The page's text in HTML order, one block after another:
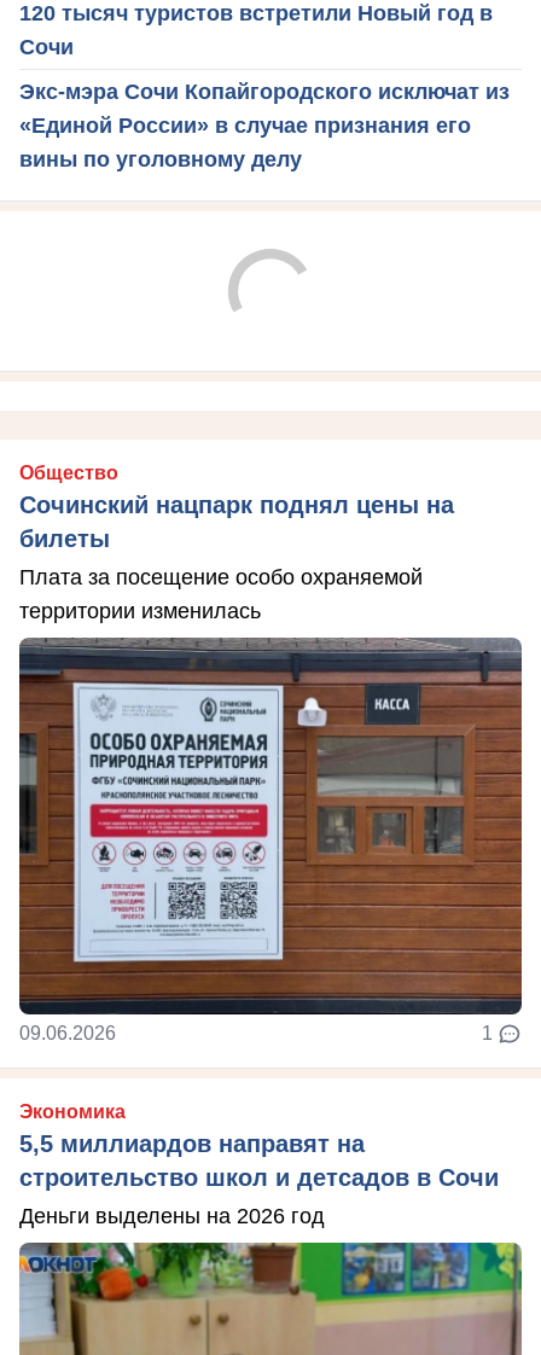
120 тысяч туристов встретили Новый год в
Сочи
Экс-мэра Сочи Копайгородского исключат из
«Единой России» в случае признания его
вины по уголовному делу
Общество
Сочинский нацпарк поднял цены на
билеты
Плата за посещение особо охраняемой
территории изменилась
09.06.2026 1
Экономика
5,5 миллиардов направят на
строительство школ и детсадов в Сочи
Деньги выделены на 2026 год